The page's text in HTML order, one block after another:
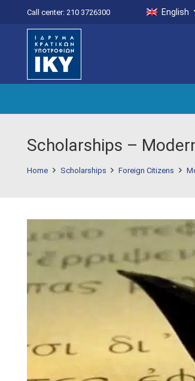
Call center: 210 3726300 English
Scholarships –
Home Scholarships Foreign Citizens